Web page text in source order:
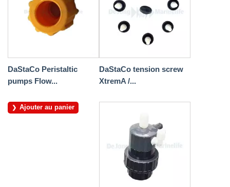
DaStaCo Peristaltic
pumps Flow...
Ajouter au panier
DaStaCo tension screw
XtremA /...